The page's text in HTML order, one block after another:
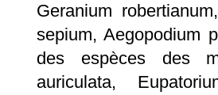
Geranium
sepium, Aegopodium
des espèces des
auriculata,